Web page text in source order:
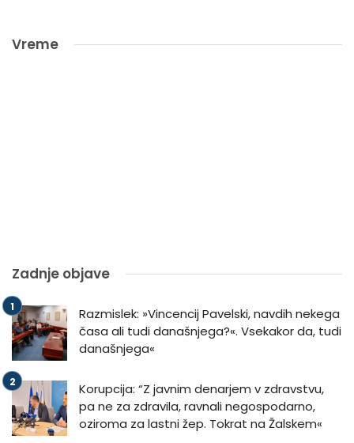
Vreme
Zadnje objave
Razmislek: »Vincencij Pavelski, navdih nekega
časa ali tudi današnjega?«. Vsekakor da, tudi
današnjega«
Korupcija: “Z javnim denarjem v zdravstvu,
pa ne za zdravila, ravnali negospodarno,
oziroma za lastni žep. Tokrat na Žalskem«